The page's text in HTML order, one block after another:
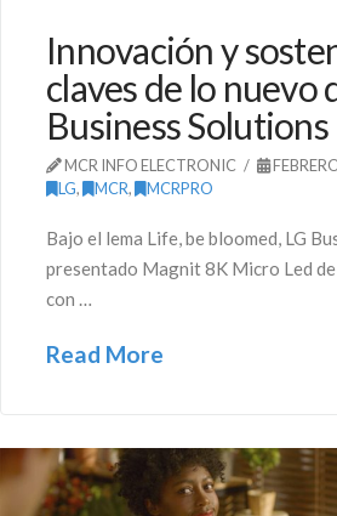
Innovación y
claves de lo nuevo
Business Solutions
MCR INFO ELECTRONIC
LG, MCR, MCRPRO
Bajo el lema Life, be bloomed, LG
presentado Magnit 8K Micro Led de
con …
Read More